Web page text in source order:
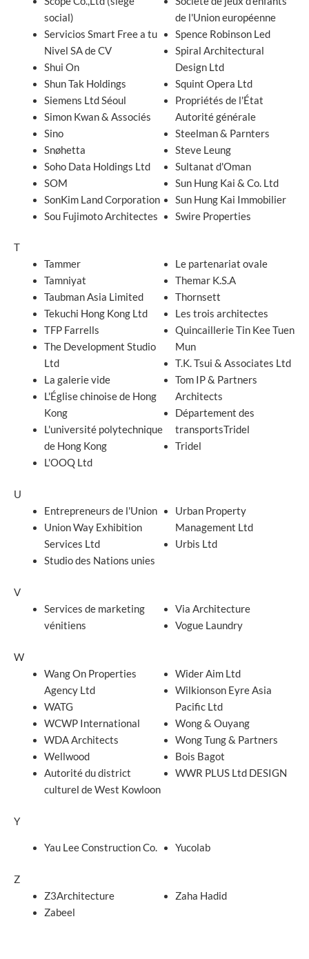
social)
Servicios Smart Free a tu
Nivel SA de CV
Shui On
Shun Tak Holdings
Siemens Ltd Séoul
Simon Kwan & Associés
Sino
Snøhetta
Soho Data Holdings Ltd
SOM
SonKim Land Corporation
Sou Fujimoto Architectes
de l'Union européenne
Spence Robinson Led
Spiral Architectural
Design Ltd
Squint Opera Ltd
Propriétés de l'État
Autorité générale
Steelman & Parnters
Steve Leung
Sultanat d'Oman
Sun Hung Kai & Co. Ltd
Sun Hung Kai Immobilier
Swire Properties
T
Tammer
Tamniyat
Taubman Asia Limited
Tekuchi Hong Kong Ltd
TFP Farrells
The Development Studio
Ltd
La galerie vide
L'Église chinoise de Hong
Kong
L'université polytechnique
de Hong Kong
L'OOQ Ltd
Le partenariat ovale
Themar K.S.A
Thornsett
Les trois architectes
Quincaillerie Tin Kee Tuen
Mun
T.K. Tsui & Associates Ltd
Tom IP & Partners
Architects
Département des
transportsTridel
Tridel
U
Entrepreneurs de l'Union
Union Way Exhibition
Services Ltd
Studio des Nations unies
Urban Property
Management Ltd
Urbis Ltd
V
Services de marketing
vénitiens
Via Architecture
Vogue Laundry
W
Wang On Properties
Agency Ltd
WATG
WCWP International
WDA Architects
Wellwood
Autorité du district
culturel de West Kowloon
Wider Aim Ltd
Wilkionson Eyre Asia
Pacific Ltd
Wong & Ouyang
Wong Tung & Partners
Bois Bagot
WWR PLUS Ltd DESIGN
Y
Yau Lee Construction Co. Yucolab
Z
Z3Architecture
Zabeel
Zaha Hadid